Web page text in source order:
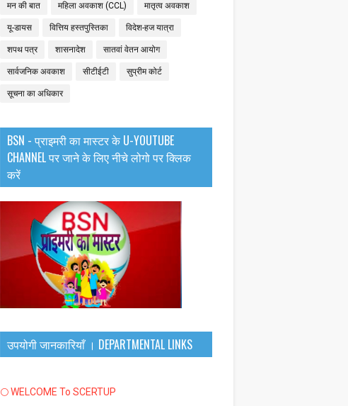
मन की बात महिला अवकाश (CCL) मातृत्व अवकाश
यू-डायस वित्तिय हस्तपुस्तिका विदेश-हज यात्रा
शपथ पत्र शासनादेश सातवां वेतन आयोग
सार्वजनिक अवकाश सीटीईटी सुप्रीम कोर्ट
सूचना का अधिकार
BSN - प्राइमरी का मास्टर के U-YOUTUBE
CHANNEL पर जाने के लिए नीचे लोगो पर क्लिक
करें
उपयोगी जानकारियाँ । DEPARTMENTAL LINKS
🌕 WELCOME To SCERTUP